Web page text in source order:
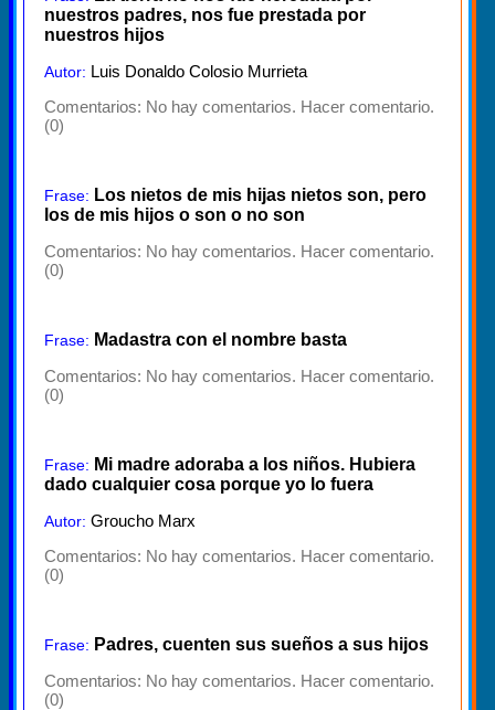
nuestros padres, nos fue prestada por
nuestros hijos
Autor: Luis Donaldo Colosio Murrieta
Comentarios: No hay comentarios. Hacer comentario.
(0)
Frase: Los nietos de mis hijas nietos son, pero
los de mis hijos o son o no son
Comentarios: No hay comentarios. Hacer comentario.
(0)
Frase: Madastra con el nombre basta
Comentarios: No hay comentarios. Hacer comentario.
(0)
Frase: Mi madre adoraba a los niños. Hubiera
dado cualquier cosa porque yo lo fuera
Autor: Groucho Marx
Comentarios: No hay comentarios. Hacer comentario.
(0)
Frase: Padres, cuenten sus sueños a sus hijos
Comentarios: No hay comentarios. Hacer comentario.
(0)